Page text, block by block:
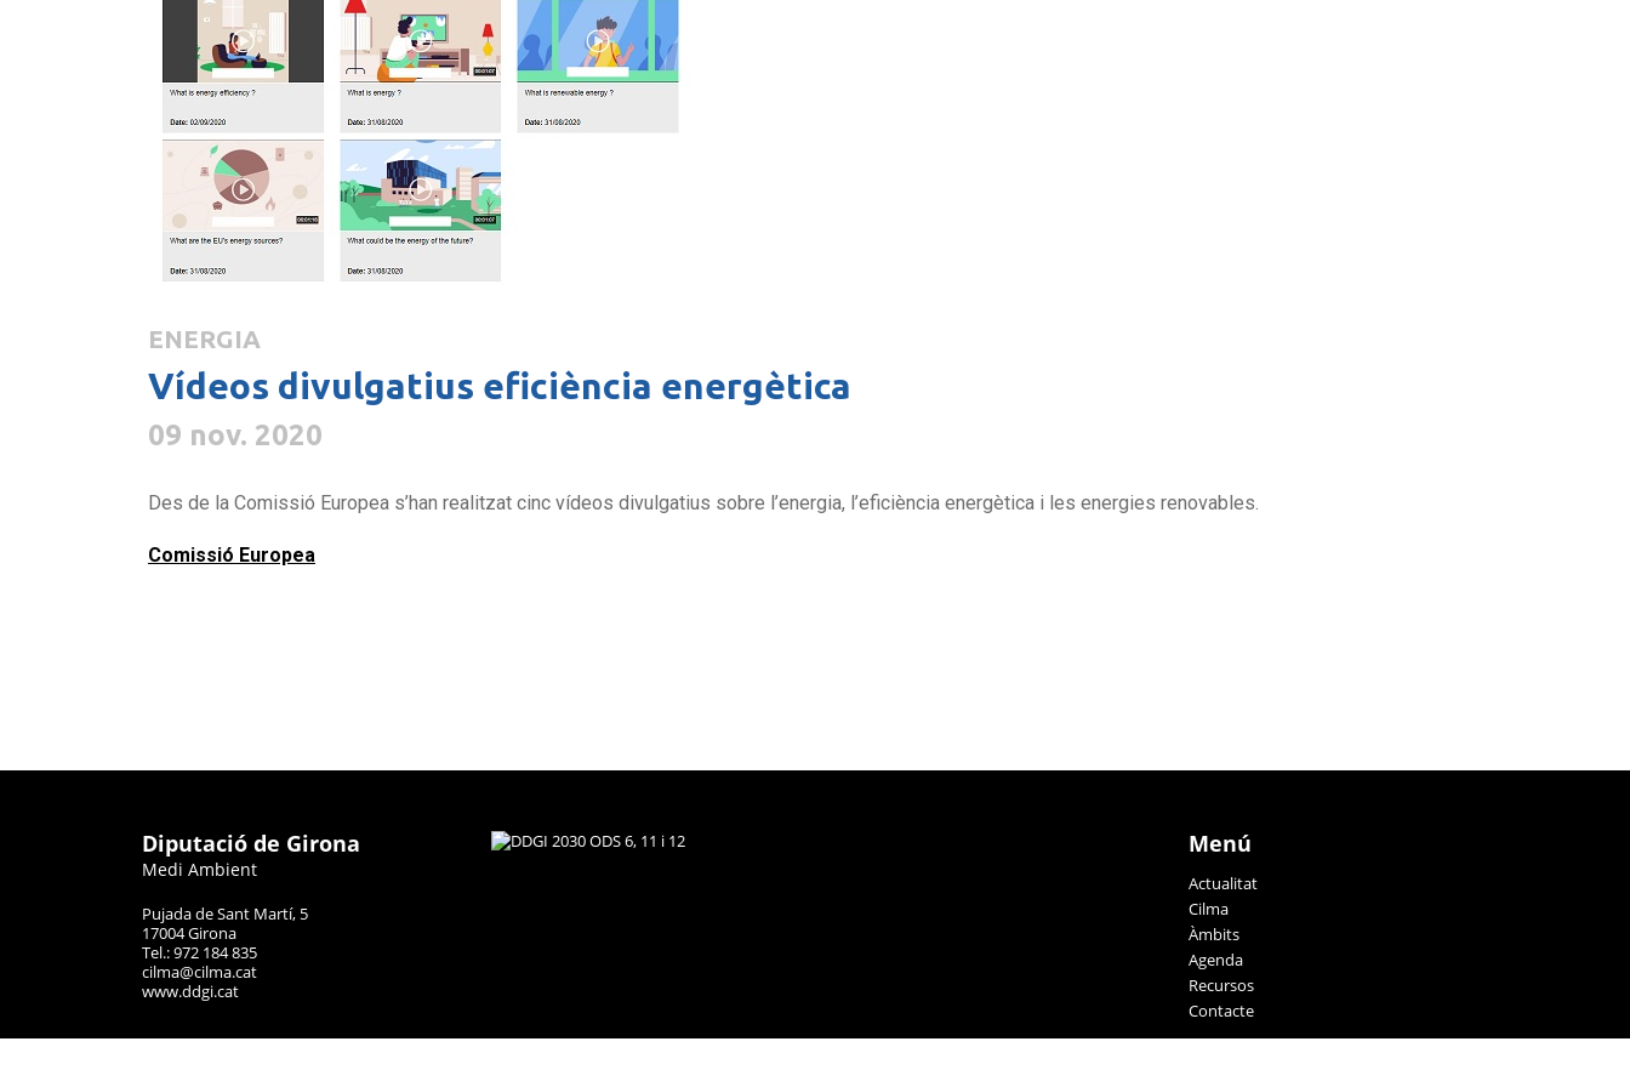
ENERGIA
Vídeos divulgatius eficiència energètica
09 nov. 2020
Des de la Comissió Europea s’han realitzat cinc vídeos divulgatius sobre l’energia, l’eficiència energètica i les energies renovables.
Comissió Europea
Diputació de Girona
Medi Ambient
Pujada de Sant Martí, 5
17004 Girona
Tel.: 972 184 835
cilma@cilma.cat
www.ddgi.cat
Menú
Actualitat
Cilma
Àmbits
Agenda
Recursos
Contacte